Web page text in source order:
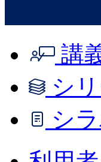
講
シ
シ